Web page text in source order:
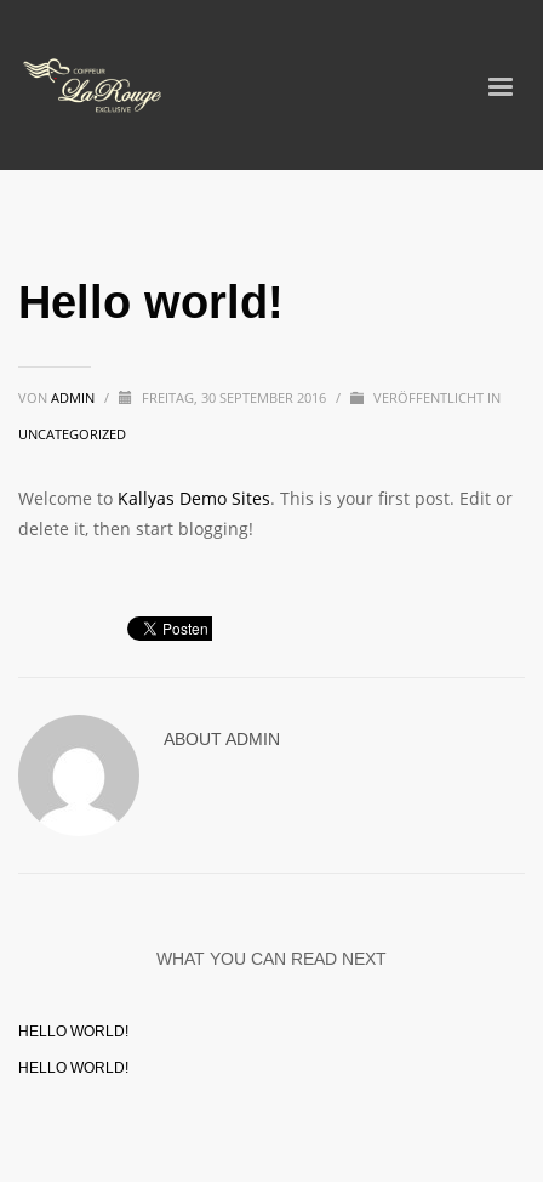
Hello world!
VON ADMIN / FREITAG, 30 SEPTEMBER 2016 /
VERÖFFENTLICHT IN
UNCATEGORIZED
Welcome to Kallyas Demo Sites. This is your first post. Edit or
delete it, then start blogging!
ABOUTADMIN
WHAT YOU CAN READ NEXT
HELLO WORLD!
HELLO WORLD!